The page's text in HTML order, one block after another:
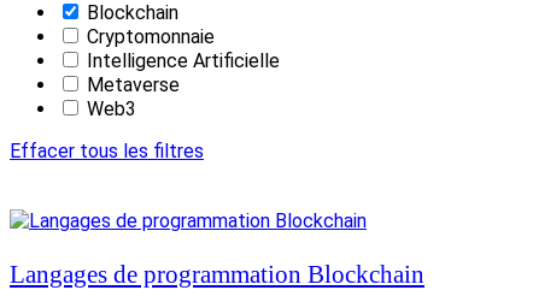
Blockchain
Cryptomonnaie
Intelligence Artificielle
Metaverse
Web3
Effacer tous les filtres
Langages de programmation Blockchain